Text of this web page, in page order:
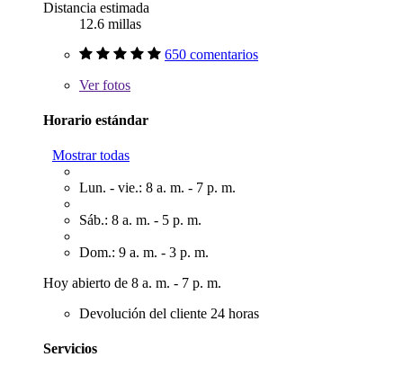
Distancia estimada
12.6 millas
650 comentarios
Verfotos
Horario estándar
Mostrar todas
Lun. - vie.: 8 a. m. - 7 p. m.
Sáb.: 8 a. m. - 5 p. m.
Dom.: 9 a. m. - 3 p. m.
Hoy abierto de 8 a. m. - 7 p. m.
Devolución del cliente 24 horas
Servicios